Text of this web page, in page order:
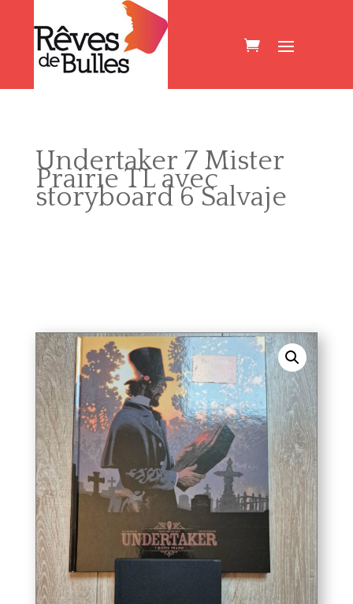
Undertaker 7 Mister
Prairie TL avec
storyboard 6 Salvaje